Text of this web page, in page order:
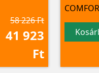
58 226 Ft
41 923
Ft